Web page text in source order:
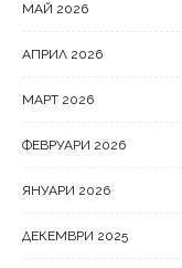
МАЙ 2026
АПРИЛ 2026
МАРТ 2026
ФЕВРУАРИ 2026
ЯНУАРИ 2026
ДЕКЕМВРИ 2025